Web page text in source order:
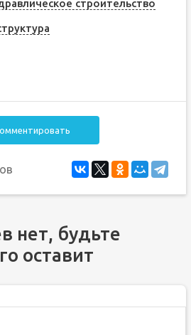
строительство
нет, будьте
оставит